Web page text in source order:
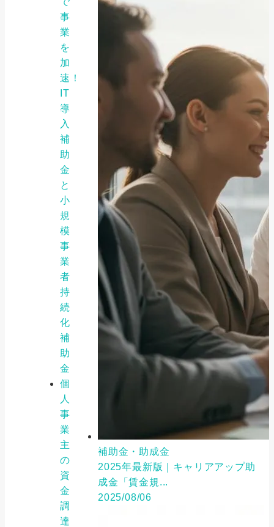
事
業
を
加
速！
IT
導
入
補
助
金
と
小
規
模
事
業
者
持
続
化
補
助
金
個
人
事
業
主
の
資
金
調
達
補助金・助成金
2025年最新版｜キャリアアップ助
成金「賃金規...
2025/08/06